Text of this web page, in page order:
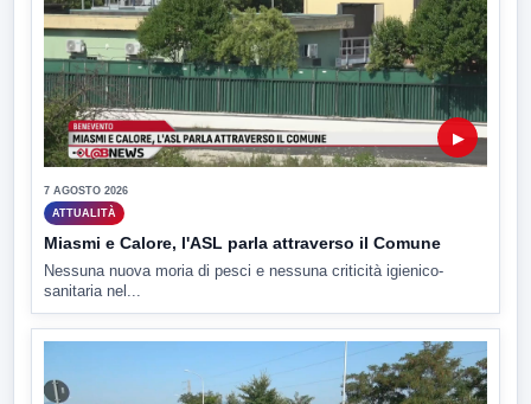
▶
7 AGOSTO 2026
ATTUALITÀ
Miasmi e Calore, l'ASL parla attraverso il Comune
Nessuna nuova moria di pesci e nessuna criticità igienico-
sanitaria nel...